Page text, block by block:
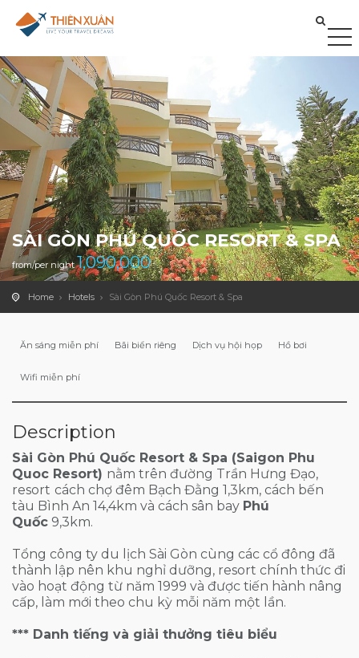
SÀI GÒN PHÚ QUỐC RESORT & SPA
from/per night1,090,000
Home Hotels Sài Gòn Phú Quốc Resort & Spa
Ăn sáng miễn phí Bãi biển riêng Dịch vụ hội họp Hồ bơi
Wifi miễn phí
Description
Sài Gòn Phú Quốc Resort & Spa (Saigon Phu
Quoc Resort) nằm trên đường Trần Hưng Đạo,
resort cách chợ đêm Bạch Đằng 1,3km, cách bến
tàu Bình An 14,4km và cách sân bay Phú
Quốc 9,3km.
Tổng công ty du lịch Sài Gòn cùng các cổ đông đã
thành lập nên khu nghỉ dưỡng, resort chính thức đi
vào hoạt động từ năm 1999 và được tiến hành nâng
cấp, làm mới theo chu kỳ mỗi năm một lần.
*** Danh tiếng và giải thưởng tiêu biểu